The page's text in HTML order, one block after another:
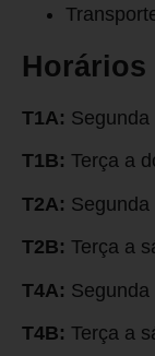
T1A:
T1B: Terça a
T2A:
T2B: Terça a
T4A:
T4B: Terça a